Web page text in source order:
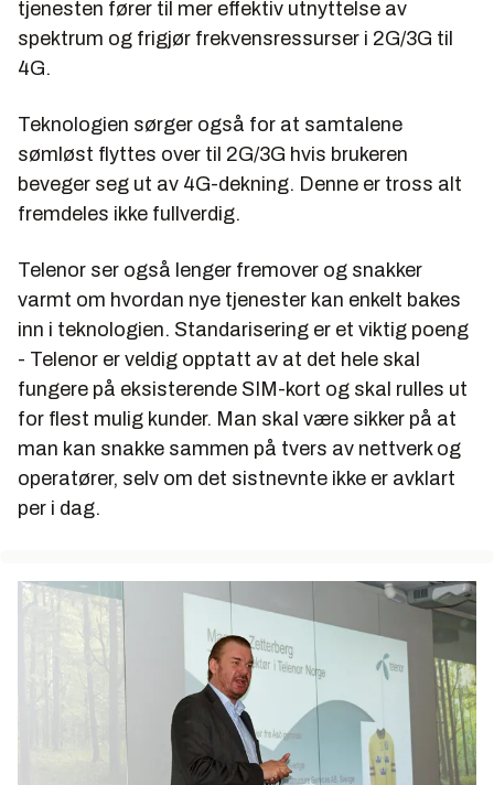
tjenesten fører til mer effektiv utnyttelse av
spektrum og frigjør frekvensressurser i 2G/3G til
4G.
Teknologien sørger også for at samtalene
sømløst flyttes over til 2G/3G hvis brukeren
beveger seg ut av 4G-dekning. Denne er tross alt
fremdeles ikke fullverdig.
Telenor ser også lenger fremover og snakker
varmt om hvordan nye tjenester kan enkelt bakes
inn i teknologien. Standarisering er et viktig poeng
- Telenor er veldig opptatt av at det hele skal
fungere på eksisterende SIM-kort og skal rulles ut
for flest mulig kunder. Man skal være sikker på at
man kan snakke sammen på tvers av nettverk og
operatører, selv om det sistnevnte ikke er avklart
per i dag.